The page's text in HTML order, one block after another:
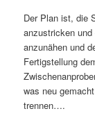
Der Plan ist, die
anzustricken
anzunähen und
Fertigstellung
was neu
trennen….